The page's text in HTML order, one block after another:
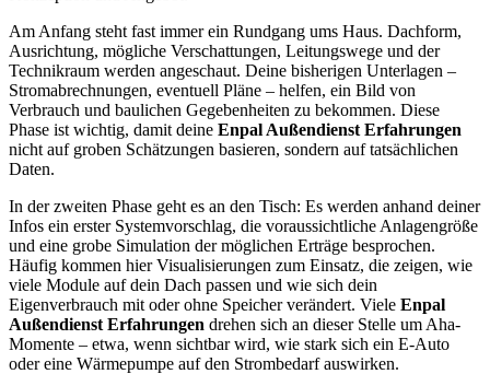
Am Anfang steht fast immer ein Rundgang ums Haus. Dachform,
Ausrichtung, mögliche Verschattungen, Leitungswege und der
Technikraum werden angeschaut. Deine bisherigen Unterlagen –
Stromabrechnungen, eventuell Pläne – helfen, ein Bild von
Verbrauch und baulichen Gegebenheiten zu bekommen. Diese
Phase ist wichtig, damit deine Enpal Außendienst Erfahrungen
nicht auf groben Schätzungen basieren, sondern auf tatsächlichen
Daten.
In der zweiten Phase geht es an den Tisch: Es werden anhand deiner
Infos ein erster Systemvorschlag, die voraussichtliche Anlagengröße
und eine grobe Simulation der möglichen Erträge besprochen.
Häufig kommen hier Visualisierungen zum Einsatz, die zeigen, wie
viele Module auf dein Dach passen und wie sich dein
Eigenverbrauch mit oder ohne Speicher verändert. Viele Enpal
Außendienst Erfahrungen drehen sich an dieser Stelle um Aha-
Momente – etwa, wenn sichtbar wird, wie stark sich ein E-Auto
oder eine Wärmepumpe auf den Strombedarf auswirken.